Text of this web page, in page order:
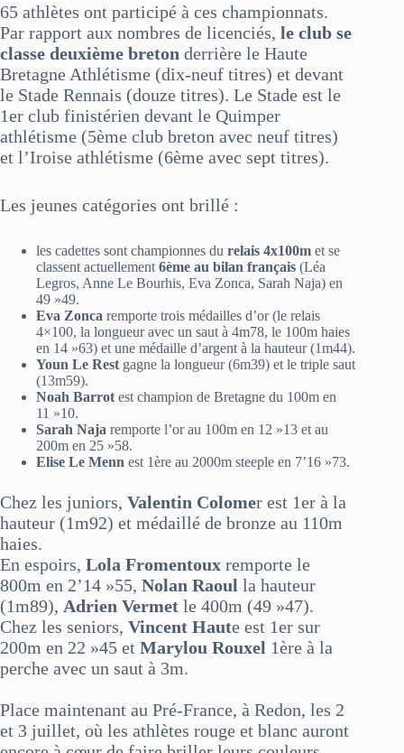
65 athlètes ont participé à ces championnats.
Par rapport aux nombres de licenciés, le club se
classe deuxième breton derrière le Haute
Bretagne Athlétisme (dix-neuf titres) et devant
le Stade Rennais (douze titres). Le Stade est le
1er club finistérien devant le Quimper
athlétisme (5ème club breton avec neuf titres)
et l’Iroise athlétisme (6ème avec sept titres).
Les jeunes catégories ont brillé :
les cadettes sont championnes du relais 4x100m et se
classent actuellement 6ème au bilan français (Léa
Legros, Anne Le Bourhis, Eva Zonca, Sarah Naja) en
49 »49.
Eva Zonca remporte trois médailles d’or (le relais
4×100, la longueur avec un saut à 4m78, le 100m haies
en 14 »63) et une médaille d’argent à la hauteur (1m44).
Youn Le Rest gagne la longueur (6m39) et le triple saut
(13m59).
Noah Barrot est champion de Bretagne du 100m en
11 »10.
Sarah Naja remporte l’or au 100m en 12 »13 et au
200m en 25 »58.
Elise Le Menn est 1ère au 2000m steeple en 7’16 »73.
Chez les juniors, Valentin Colomer est 1er à la
hauteur (1m92) et médaillé de bronze au 110m
haies.
En espoirs, Lola Fromentoux remporte le
800m en 2’14 »55, Nolan Raoul la hauteur
(1m89), Adrien Vermet le 400m (49 »47).
Chez les seniors, Vincent Haute est 1er sur
200m en 22 »45 et Marylou Rouxel 1ère à la
perche avec un saut à 3m.
Place maintenant au Pré-France, à Redon, les 2
et 3 juillet, où les athlètes rouge et blanc auront